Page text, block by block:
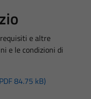
e altre
e le condizioni di
84.75 kB)